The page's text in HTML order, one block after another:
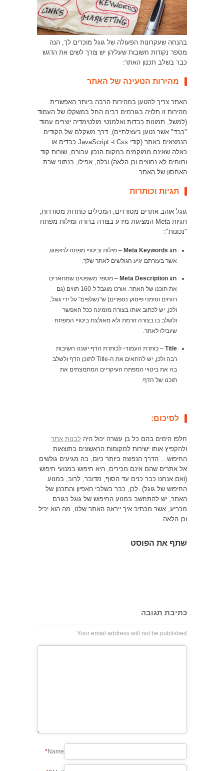
בהנחה שעקרונות הפעולה של גוגל מוכרים לך, הנה
מספר נקודות חשובות שעליהן יש צורך לשים את הדגש
כבר בשלב תכנון האתר:
מהירות הטעינה של האתר
האתר צריך להטען במהירות הרבה ביותר האפשרית.
מהירות זו תלויה בגורמים רבים החל במשקלו של העמוד
(למשל, תמונות כבדות ואלמנטי מולטימדיה יוצרים עמוד
"כבד" אשר נטען בעצלתיים), דרך משקלם של הקודים
הנמצאים באתר (קודי Css ו- JavaScript כבדים או
כאלה שאינם ממוקמים במקום הנכון עבורם, שורות קוד
ורווחים לא נחוצים וכן הלאה) וכלה, אפילו, בנתוני שרת
האחסון של האתר.
תגיות וכותרות
גוגל אוהב אתרים מסודרים, המכילים כותרות מסודרות,
תגיות Meta המציגות מידע בצורה ברורה ומילות מפתח
"נכונות":
תג Meta Keywords
– מילות וביטויי מפתח לחיפוש,
אשר בעזרתם יגיע הגולשים לאתר שלך.
תג Meta Description
– מספר משפטים שמתארים
את תוכנו של האתר. אורכו מוגבל ל-160 תווים (גם
רווחים וסימני פיסוק נספרים) ש"נשלפים" על ידי גוגל,
ולכן, יש לכתוב אותו בצורה מזמינה ככל האפשר
ולשלב בו בצורה זורמת ולא מאולצת ביטויי המפתח
שיובילו לאתר.
Title – כותרת העמוד- לכותרת הדף ישנה חשיבות
רבה ולכן, יש להתאים את ה-Title לתוכן הדף ולשלב
בה את ביטויי המפתח העיקריים המתמצתים את
תוכנו של הדף.
לסיכום:
חלפו הימים בהם כל בן עשרה יכול היה לבנות אתר
ולהקפיץ אותו ישירות למקומות הראשונים בתוצאות
החיפוש… הדרך הנפוצה ביותר כיום, בה מגיעים גולשים
אל אתרים שהם אינם מכירים, היא חיפוש במנועי חיפוש
(ואם אנחנו כבר כנים עד הסוף, מדובר, לרוב, במנוע
החיפוש של גוגל). לכן, כבר בשלבי האפיון והתכנון של
האתר, יש להתחשב במנוע החיפוש של גוגל כגורם
מכריע, אשר מכתיב איך ייראה האתר שלנו, מה הוא יכיל
וכן הלאה.
שתף את הפוסט
כתיבת תגובה
Your email address will not be published.
Name
*